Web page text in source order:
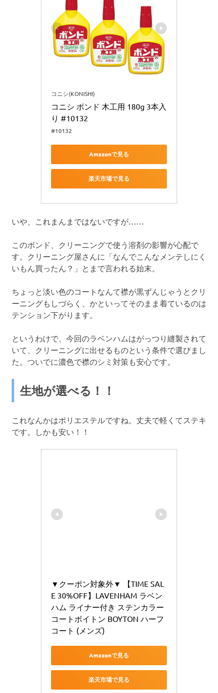
コニシ(KONISHI)
コニシ ボンド 木工用 180g 3本入
り #10132
#10132
Amazonで見る
楽天市場で見る
いや、これまんまではないですが……
このボンド、クリーニングで使う溶剤の影響が心配で
す。クリーニング屋さんに「なんでこんなメンテしにく
いもん買ったん？」とまで言われる始末。
ちょっと淡い色のコートなんて襟が黒ずんじゃうとクリ
ーニングもしづらく、かといってそのまま着ているのは
テンション下がります。
というわけで、今回のラベンハムはがっつり縫製されて
いて、クリーニングに出せるものという条件で選びまし
た。ついでに濃色で襟のシミ対策も安心です。
生地が選べる！！
これなんかはポリエステルですね。丈夫で軽くてステキ
です。しかも安い！！
▼クーポン対象外▼ 【TIME SAL
E 30%OFF】LAVENHAM ラベン
ハム ライナー付き ステンカラー
コートボイトン BOYTON ハーフ
コート (メンズ)
Amazonで見る
楽天市場で見る